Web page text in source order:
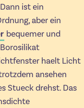
ist ein
aber ein
bequemer und
haelt Licht
ansehen
Stueck drehst. Das